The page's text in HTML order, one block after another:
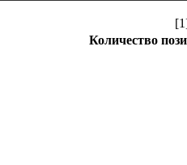
Количество